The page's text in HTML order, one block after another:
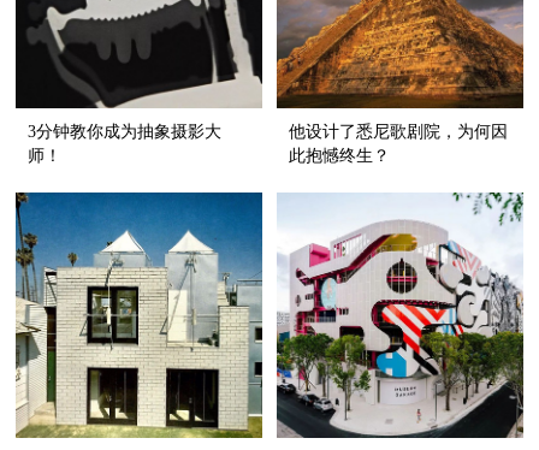
3分钟教你成为抽象摄影大
师！
他设计了悉尼歌剧院，为何因
此抱憾终生？